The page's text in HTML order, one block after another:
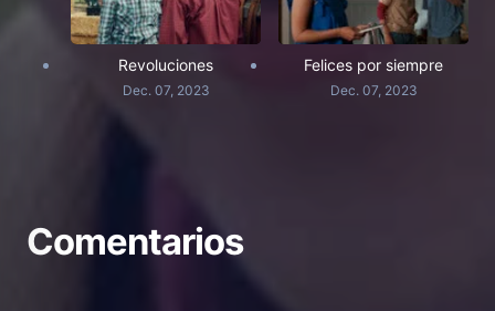
Revoluciones
Dec. 07, 2023
Felices por siempre
Dec. 07, 2023
Comentarios